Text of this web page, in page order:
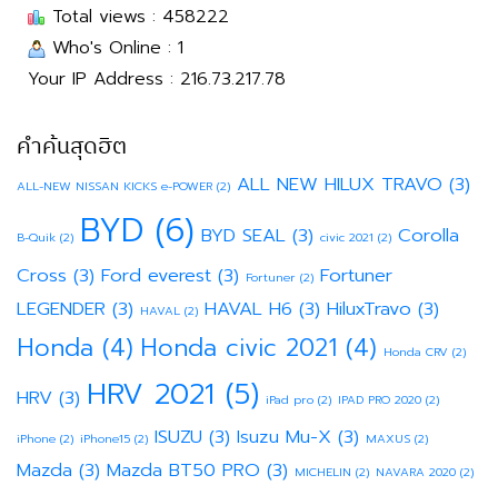
Total views : 458222
Who's Online : 1
Your IP Address : 216.73.217.78
คำค้นสุดฮิต
ALL-NEW NISSAN KICKS e-POWER (2) ALL NEW HILUX TRAVO (3)
B-Quik (2) BYD (6) BYD SEAL (3) civic 2021 (2) Corolla
Cross (3) Ford everest (3) Fortuner (2) Fortuner
LEGENDER (3) HAVAL (2) HAVAL H6 (3) HiluxTravo (3)
Honda (4) Honda civic 2021 (4) Honda CRV (2)
HRV (3) HRV 2021 (5) iPad pro (2) IPAD PRO 2020 (2)
iPhone (2) iPhone15 (2) ISUZU (3) Isuzu Mu-X (3) MAXUS (2)
Mazda (3) Mazda BT50 PRO (3) MICHELIN (2) NAVARA 2020 (2)